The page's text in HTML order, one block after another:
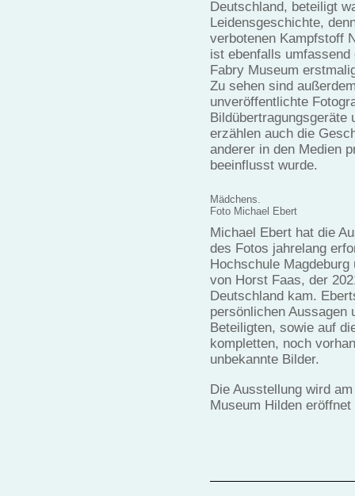
Deutschland, beteiligt
Leidensgeschichte,
verbotenen Kampfstoff
ist ebenfalls
Fabry Museum
Zu sehen sind
unveröffentlichte
Bildübertragungsgeräte
erzählen auch die
anderer in den Medien
beeinflusst wurde.
Mädchens.
Foto Michael Ebert
Michael Ebert hat die
des Fotos jahrelang
Hochschule
von Horst Faas, der
Deutschland kam.
persönlichen Aussagen
Beteiligten, sowie auf
kompletten, noch
unbekannte Bilder.
Die Ausstellung wird
Museum Hilden